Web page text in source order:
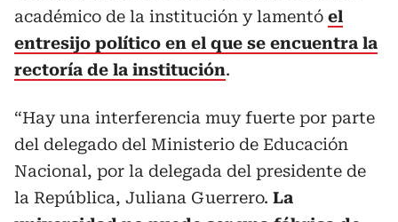
académico de la institución y lamentó el
entresijo político en el que se encuentra la
rectoría de la institución.
“Hay una interferencia muy fuerte por parte
del delegado del Ministerio de Educación
Nacional, por la delegada del presidente de
la República, Juliana Guerrero. La